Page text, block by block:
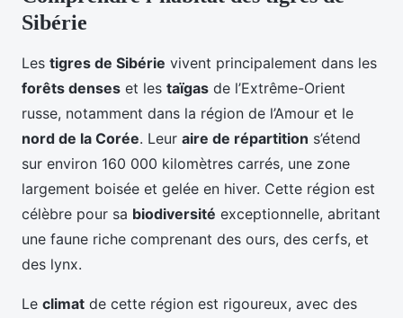
Sibérie
Les tigres de Sibérie vivent principalement dans les
forêts denses et les taïgas de l’Extrême-Orient
russe, notamment dans la région de l’Amour et le
nord de la Corée. Leur aire de répartition s’étend
sur environ 160 000 kilomètres carrés, une zone
largement boisée et gelée en hiver. Cette région est
célèbre pour sa biodiversité exceptionnelle, abritant
une faune riche comprenant des ours, des cerfs, et
des lynx.
Le climat de cette région est rigoureux, avec des